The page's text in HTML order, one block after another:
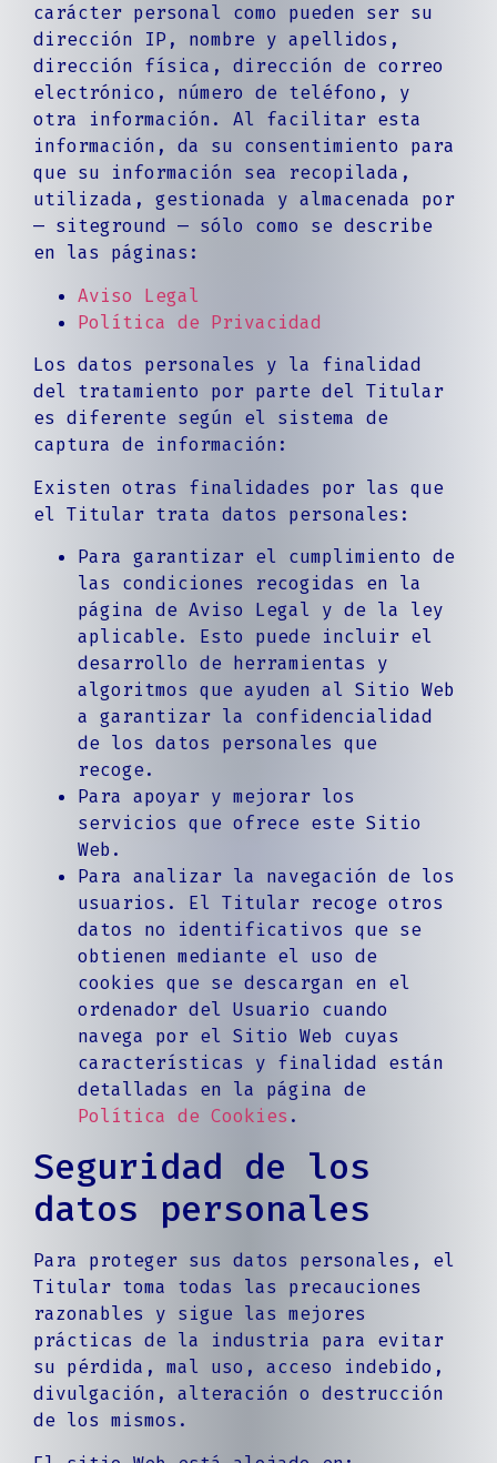
carácter personal como pueden ser su
dirección IP, nombre y apellidos,
dirección física, dirección de correo
electrónico, número de teléfono, y
otra información. Al facilitar esta
información, da su consentimiento para
que su información sea recopilada,
utilizada, gestionada y almacenada por
— siteground — sólo como se describe
en las páginas:
Aviso Legal
Política de Privacidad
Los datos personales y la finalidad
del tratamiento por parte del Titular
es diferente según el sistema de
captura de información:
Existen otras finalidades por las que
el Titular trata datos personales:
Para garantizar el cumplimiento de
las condiciones recogidas en la
página de Aviso Legal y de la ley
aplicable. Esto puede incluir el
desarrollo de herramientas y
algoritmos que ayuden al Sitio Web
a garantizar la confidencialidad
de los datos personales que
recoge.
Para apoyar y mejorar los
servicios que ofrece este Sitio
Web.
Para analizar la navegación de los
usuarios. El Titular recoge otros
datos no identificativos que se
obtienen mediante el uso de
cookies que se descargan en el
ordenador del Usuario cuando
navega por el Sitio Web cuyas
características y finalidad están
detalladas en la página de
Política de Cookies .
Seguridad de los
datos personales
Para proteger sus datos personales, el
Titular toma todas las precauciones
razonables y sigue las mejores
prácticas de la industria para evitar
su pérdida, mal uso, acceso indebido,
divulgación, alteración o destrucción
de los mismos.